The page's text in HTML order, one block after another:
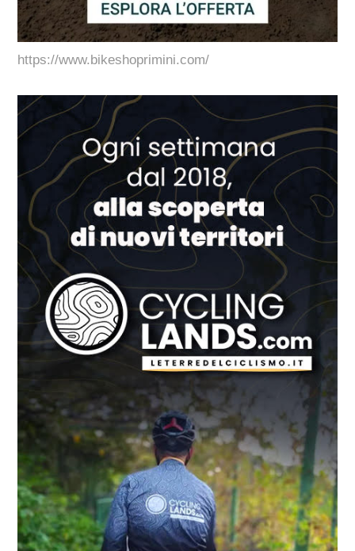
https://www.bikeshoprimini.com/